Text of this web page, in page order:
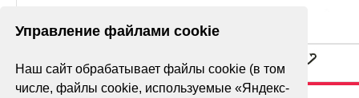
Управление файлами cookie
Наш сайт обрабатывает файлы cookie (в том
числе, файлы cookie, используемые «Яндекс-